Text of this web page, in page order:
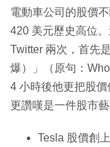
電動車公司的股價
420 美元歷史高位
Twitter 兩次，首先
爆）」（原句：
4 小時後他更把股價
更讚嘆是一件股市藝
Tesla 股價創